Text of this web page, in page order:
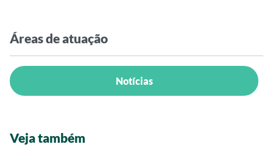
Áreas de atuação
Notícias
Veja também